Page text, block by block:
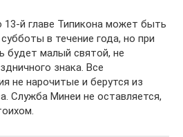
13-й главе Типикона может быть
в течение года, но при
будет малый святой, не
знака. Все
не нарочитые и берутся из
Служба Минеи не оставляется,